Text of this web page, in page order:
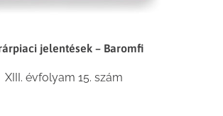
jelentések – Baromfi
XIII. évfolyam 15. szám